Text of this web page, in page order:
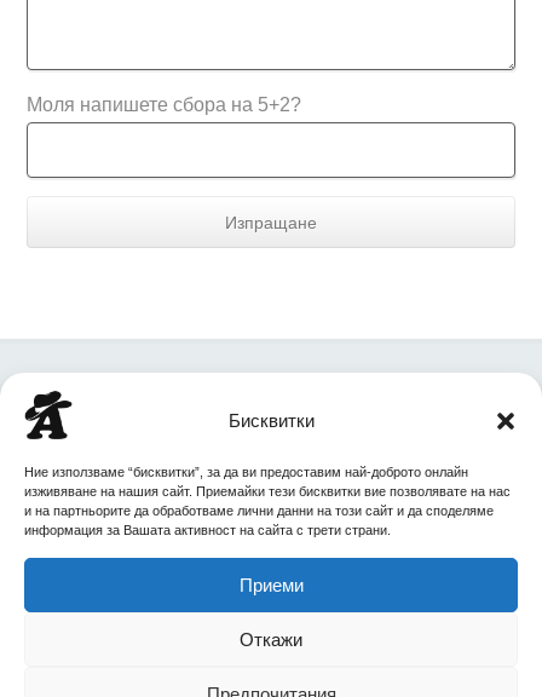
Бисквитки
Ние използваме “бисквитки”, за да ви предоставим най-доброто онлайн
изживяване на нашия сайт. Приемайки тези бисквитки вие позволявате на нас
и на партньорите да обработваме лични данни на този сайт и да споделяме
информация за Вашата активност на сайта с трети страни.
Приеми
Откажи
Моля напишете сбора на 5+2?
София,ул. Царибродска 77-83